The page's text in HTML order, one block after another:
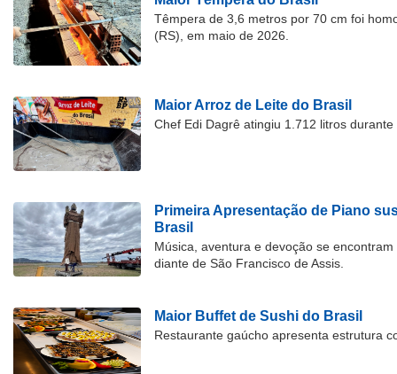
Têmpera de 3,6 metros por 70 cm foi
(RS), em maio de 2026.
Maior Arroz de Leite do Brasil
Chef Edi Dagrê atingiu 1.712 litros
Primeira Apresentação de Piano
Brasil
Música, aventura e devoção se
diante de São Francisco de Assis.
Maior Buffet de Sushi do Brasil
Restaurante gaúcho apresenta estrutura